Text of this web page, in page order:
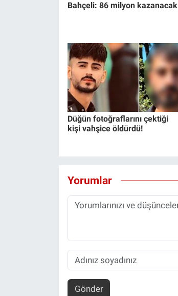
Bahçeli: 86 milyon kazanacak
Düğün fotoğraflarını çektiği
kişi vahşice öldürdü!
Yorumlar
Gönder